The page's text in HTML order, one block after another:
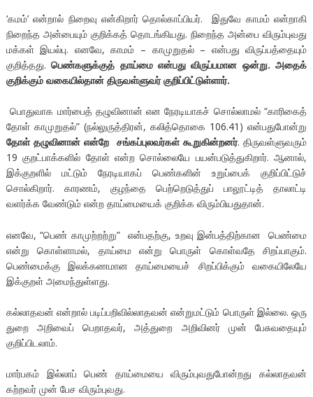
‘கமம்’ என்றால் நிறைவு என்கிறார் தொல்காப்பியர். இதுவே காமம் என்றாகி
நிறைந்த அன்பையும் குறிக்கத் தொடங்கியது. நிறைந்த அன்பை விரும்புவது
மக்கள் இயல்பு. எனவே, காமம் – காமுறுதல் – என்பது விருப்பத்தையும்
குறித்தது.பெண்களுக்குத் தாய்மை என்பது விருப்பமான ஒன்று. அதைக்
குறிக்கும் வகையில்தான் திருவள்ளுவர் குறிப்பிட்டுள்ளார்.
பொதுவாக மார்பைத் தழுவினான் என நேரடியாகச் சொல்லாமல் “காரிகைத்
தோள் காமுறுதல்” (நல்லுருத்திரன், கலித்தொகை 106.41) என்பதுபோன்று
தோள் தழுவினான் என்றே சங்கப்புலவர்கள் கூறுகின்றனர். திருவள்ளுவரும்
19 குறட்பாக்களில் தோள் என்ற சொல்லையே பயன்படுத்துகிறார். ஆனால்,
இக்குறளில் மட்டும் நேரடியாகப் பெண்களின் உறுப்பைக் குறிப்பிட்டுச்
சொல்கிறார். காரணம், குழந்தை பெற்றெடுத்துப் பாலூட்டித் தாலாட்டி
வளர்க்க வேண்டும் என்ற தாய்மையைக் குறிக்க விரும்பியதுதான்.
எனவே, “பெண் காமுற்றற்று” என்பதற்கு, உறவு இன்பத்திற்கான பெண்மை
என்று கொள்ளாமல், தாய்மை என்று பொருள் கொள்வதே சிறப்பாகும்.
பெண்மைக்கு இலக்கணமான தாய்மையைச் சிறப்பிக்கும் வகையிலேயே
இக்குறள் அமைந்துள்ளது.
கல்லாதவன் என்றால் படிப்பறிவில்லாதவன் என்றுமட்டும் பொருள் இல்லை. ஒரு
துறை அறிவைப் பெறாதவர், அத்துறை அறிவினர் முன் பேசுவதையும்
குறிப்பிடலாம்.
மார்பகம் இல்லாப் பெண் தாய்மையை விரும்புவதுபோன்றது கல்லாதவன்
கற்றவர் முன் பேச விரும்புவது.